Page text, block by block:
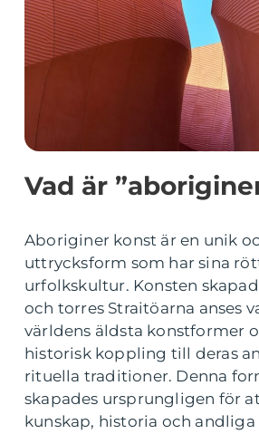
Vad är
Aboriginer konst är en unik
uttrycksform som har sina
urfolkskultur. Konsten
och torres Straitöarna anses
världens äldsta konstformer
historisk koppling till deras
rituella traditioner. Denna
skapades ursprungligen för
kunskap, historia och